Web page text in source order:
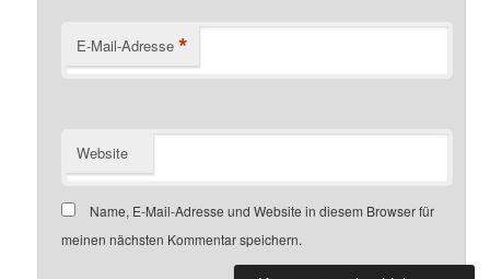
E-Mail-Adresse *
Website
Name, E-Mail-Adresse und Website in diesem Browser für
meinen nächsten Kommentar speichern.